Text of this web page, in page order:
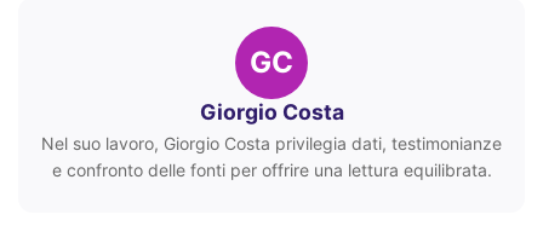
GC
Giorgio Costa
Nel suo lavoro, Giorgio Costa privilegia dati, testimonianze
e confronto delle fonti per offrire una lettura equilibrata.